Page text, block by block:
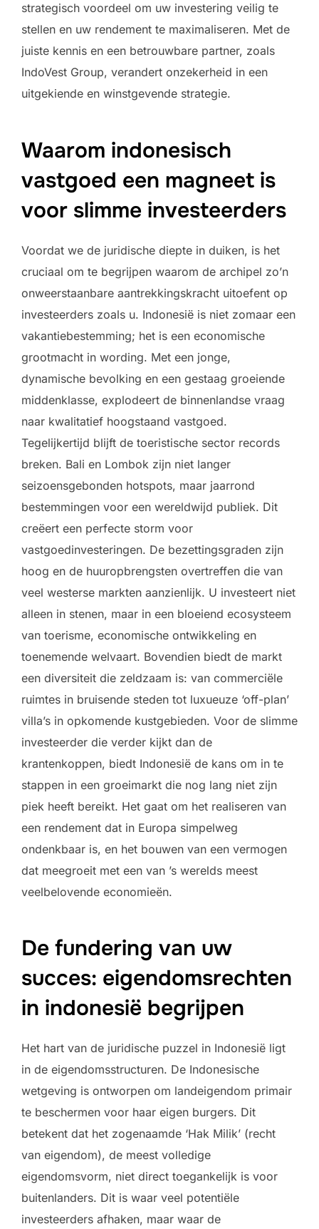
strategisch voordeel om uw investering veilig te
stellen en uw rendement te maximaliseren. Met de
juiste kennis en een betrouwbare partner, zoals
IndoVest Group, verandert onzekerheid in een
uitgekiende en winstgevende strategie.
Waarom indonesisch
vastgoed een magneet is
voor slimme investeerders
Voordat we de juridische diepte in duiken, is het
cruciaal om te begrijpen waarom de archipel zo’n
onweerstaanbare aantrekkingskracht uitoefent op
investeerders zoals u. Indonesië is niet zomaar een
vakantiebestemming; het is een economische
grootmacht in wording. Met een jonge,
dynamische bevolking en een gestaag groeiende
middenklasse, explodeert de binnenlandse vraag
naar kwalitatief hoogstaand vastgoed.
Tegelijkertijd blijft de toeristische sector records
breken. Bali en Lombok zijn niet langer
seizoensgebonden hotspots, maar jaarrond
bestemmingen voor een wereldwijd publiek. Dit
creëert een perfecte storm voor
vastgoedinvesteringen. De bezettingsgraden zijn
hoog en de huuropbrengsten overtreffen die van
veel westerse markten aanzienlijk. U investeert niet
alleen in stenen, maar in een bloeiend ecosysteem
van toerisme, economische ontwikkeling en
toenemende welvaart. Bovendien biedt de markt
een diversiteit die zeldzaam is: van commerciële
ruimtes in bruisende steden tot luxueuze ‘off-plan’
villa’s in opkomende kustgebieden. Voor de slimme
investeerder die verder kijkt dan de
krantenkoppen, biedt Indonesië de kans om in te
stappen in een groeimarkt die nog lang niet zijn
piek heeft bereikt. Het gaat om het realiseren van
een rendement dat in Europa simpelweg
ondenkbaar is, en het bouwen van een vermogen
dat meegroeit met een van ’s werelds meest
veelbelovende economieën.
De fundering van uw
succes: eigendomsrechten
in indonesië begrijpen
Het hart van de juridische puzzel in Indonesië ligt
in de eigendomsstructuren. De Indonesische
wetgeving is ontworpen om landeigendom primair
te beschermen voor haar eigen burgers. Dit
betekent dat het zogenaamde ‘Hak Milik’ (recht
van eigendom), de meest volledige
eigendomsvorm, niet direct toegankelijk is voor
buitenlanders. Dit is waar veel potentiële
investeerders afhaken, maar waar de